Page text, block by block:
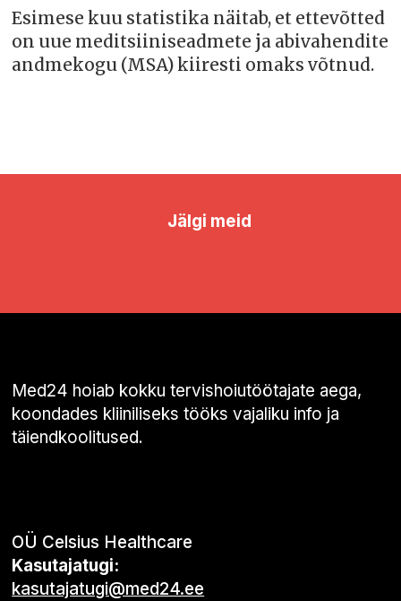
Esimese kuu statistika näitab, et ettevõtted
on uue meditsiiniseadmete ja abivahendite
andmekogu (MSA) kiiresti omaks võtnud.
Jälgi meid
Med24 hoiab kokku tervishoiutöötajate aega,
koondades kliiniliseks tööks vajaliku info ja
täiendkoolitused.
OÜ Celsius Healthcare
Kasutajatugi:
kasutajatugi@med24.ee